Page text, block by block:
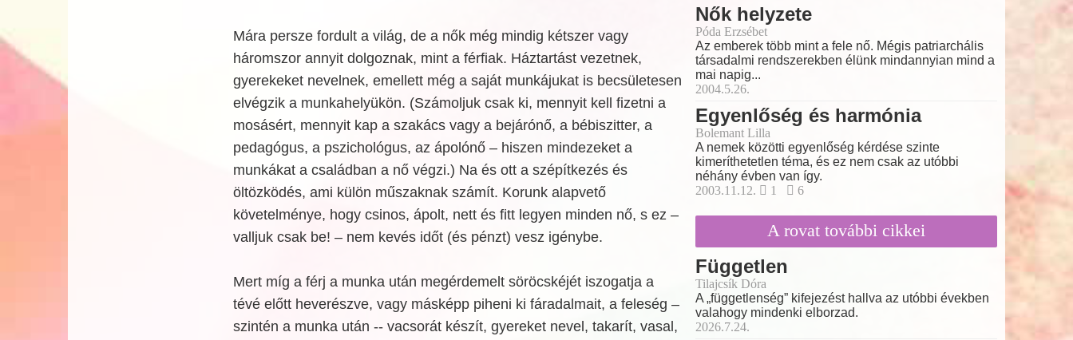
Mára persze fordult a világ, de a nők még mindig kétszer vagy
háromszor annyit dolgoznak, mint a férfiak. Háztartást vezetnek,
gyerekeket nevelnek, emellett még a saját munkájukat is becsületesen
elvégzik a munkahelyükön. (Számoljuk csak ki, mennyit kell fizetni a
mosásért, mennyit kap a szakács vagy a bejárónő, a bébiszitter, a
pedagógus, a pszichológus, az ápolónő – hiszen mindezeket a
munkákat a családban a nő végzi.) Na és ott a szépítkezés és
öltözködés, ami külön műszaknak számít. Korunk alapvető
követelménye, hogy csinos, ápolt, nett és fitt legyen minden nő, s ez –
valljuk csak be! – nem kevés időt (és pénzt) vesz igénybe.
Mert míg a férj a munka után megérdemelt söröcskéjét iszogatja a
tévé előtt heverészve, vagy másképp piheni ki fáradalmait, a feleség –
szintén a munka után -- vacsorát készít, gyereket nevel, takarít, vasal,
Nők helyzete
Póda Erzsébet
Az emberek több mint a fele nő. Mégis patriarchális
társadalmi rendszerekben élünk mindannyian mind a
mai napig...
2004.5.26.
Egyenlőség és harmónia
Bolemant Lilla
A nemek közötti egyenlőség kérdése szinte
kimeríthetetlen téma, és ez nem csak az utóbbi
néhány évben van így.
2003.11.12.
1 6
A rovat további cikkei
Független
Tilajcsík Dóra
A „függetlenség” kifejezést hallva az utóbbi években
valahogy mindenki elborzad.
2026.7.24.